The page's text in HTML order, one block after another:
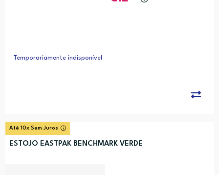
Temporariamente indisponível
Até 10x Sem Juros
ESTOJO EASTPAK BENCHMARK VERDE